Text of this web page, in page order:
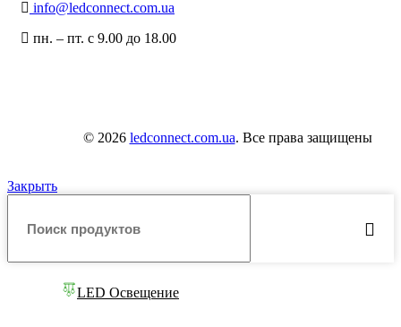
info@ledconnect.com.ua
пн. – пт. с 9.00 до 18.00
© 2026 ledconnect.com.ua. Все права защищены
Закрыть
LED Освещение